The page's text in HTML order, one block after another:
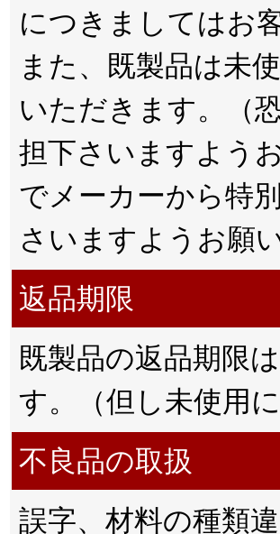
につきましてはお
また、既製品は未
いただきます。（
担下さいますよう
でメーカーから特
さいますようお願
返品期限
既製品の返品期限
す。（但し未使用
不良品の取扱
誤字、材料の種類